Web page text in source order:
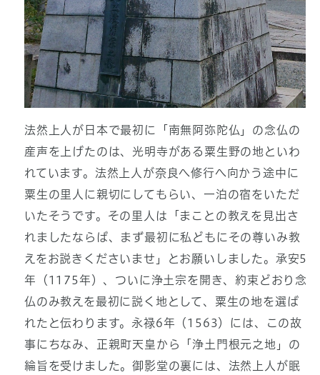
法然上人が日本で最初に「南無阿弥陀仏」の念仏の
産声を上げたのは、光明寺がある粟生野の地といわ
れています。法然上人が奈良へ修行へ向かう途中に
粟生の里人に親切にしてもらい、一泊の宿をいただ
いたそうです。その里人は「まことの教えを見出さ
れましたならば、まず最初に私どもにその尊いみ教
えをお説きくださいませ」とお願いしました。承安5
年（1175年）、ついに浄土宗を開き、約束どおり念
仏のみ教えを最初に説く地として、粟生の地を選ば
れたと伝わります。永禄6年（1563）には、この故
事にちなみ、正親町天皇から「浄土門根元之地」の
綸旨を受けました。御影堂の裏には、法然上人が眠